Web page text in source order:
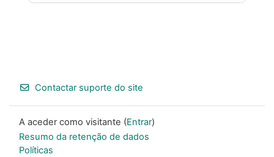
Contactar suporte do site
A aceder como visitante (Entrar)
Resumo da retenção de dados
Políticas